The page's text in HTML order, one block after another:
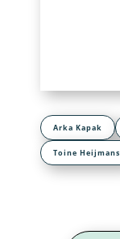
Arka Kapak
Toine Heijmans